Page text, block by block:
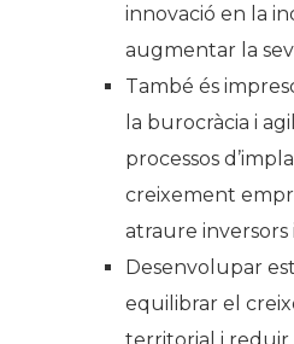
innovació en la
augmentar la
També és
la burocràcia i
processos
creixement
atraure inversors
Desenvolupar
equilibrar el